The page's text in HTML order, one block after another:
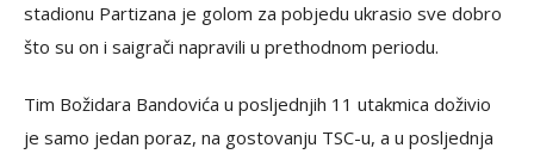
stadionu Partizana je golom za pobjedu ukrasio sve dobro
što su on i saigrači napravili u prethodnom periodu.
Tim Božidara Bandovića u posljednjih 11 utakmica doživio
je samo jedan poraz, na gostovanju TSC-u, a u posljednja